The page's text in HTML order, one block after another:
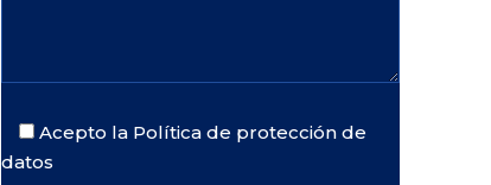
Acepto la Política de protección de
datos